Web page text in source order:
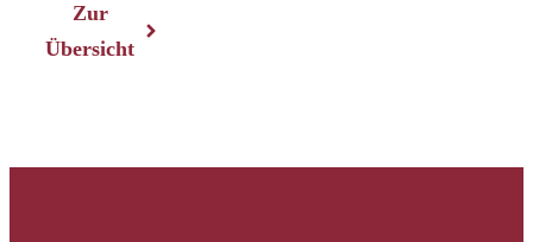
Zur
Übersicht